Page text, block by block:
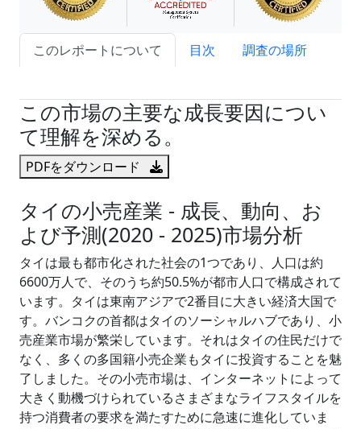
このレポートについて 目次
調査の場所
この市場の主要な成長要因につい
て理解を深める。
PDFをダウンロード
タイの小売産業 - 成長、動向、お
よび予測(2020 - 2025)市場分析
タイは最も都市化された社会の1つであり、人口は約
6600万人で、そのうち約50.5%が都市人口で構成されて
います。タイは東南アジアで2番目に大きい経済大国で
す。バンコクの首都はタイのソーシャルハブであり、小
売産業市場が繁栄しています。それはタイの住民だけで
なく、多くの多国籍小売企業もタイに投資することを魅
了しました。その小売市場は、インターネットによって
大きく動機づけられているさまざまなライフスタイルを
持つ消費者の要求を満たすために急速に進化していま